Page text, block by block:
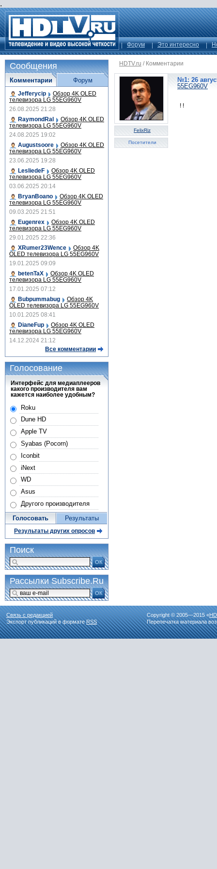
.
Форум Это интересно
HDTV.ru / Комментарии
FelixRiz
Посетители
№1: 26
55EG960V
! !
Сообщения
Комментарии
Jefferycip Обзор 4K OLED
телевизора LG 55EG960V
26.08.2025 21:28
RaymondRal
Обзор 4K OLED
телевизора LG 55EG960V
24.08.2025 19:02
Augustsoore
Обзор 4K OLED
телевизора LG 55EG960V
23.06.2025 19:28
LesliedeF
Обзор 4K OLED
телевизора LG 55EG960V
03.06.2025 20:14
BryanBoano
Обзор 4K OLED
телевизора LG 55EG960V
09.03.2025 21:51
Eugenrex
Обзор 4K OLED
телевизора LG 55EG960V
29.01.2025 22:36
XRumer23Wence
Обзор 4K
OLED телевизора LG 55EG960V
19.01.2025 09:09
betenTaX
Обзор 4K OLED
телевизора LG 55EG960V
17.01.2025 07:12
Bubpummabug
Обзор 4K
OLED телевизора LG 55EG960V
10.01.2025 08:41
DianeFup
Обзор 4K OLED
телевизора LG 55EG960V
14.12.2024 21:12
Все комментарии
Форум
Голосование
Интерфейс для медиаплееров
какого производителя вам
кажется наиболее удобным?
Roku
Dune HD
Apple TV
Syabas (Pocorn)
Iconbit
iNext
WD
Asus
Другого производителя
Голосовать Результаты
Результаты других опросов
Поиск
ОК
Рассылки Subscribe.Ru
ОК
Связь с редакцией
Экспорт публикаций в форматеRSS
Copyright © 2005—2015 «
Перепечатка материала